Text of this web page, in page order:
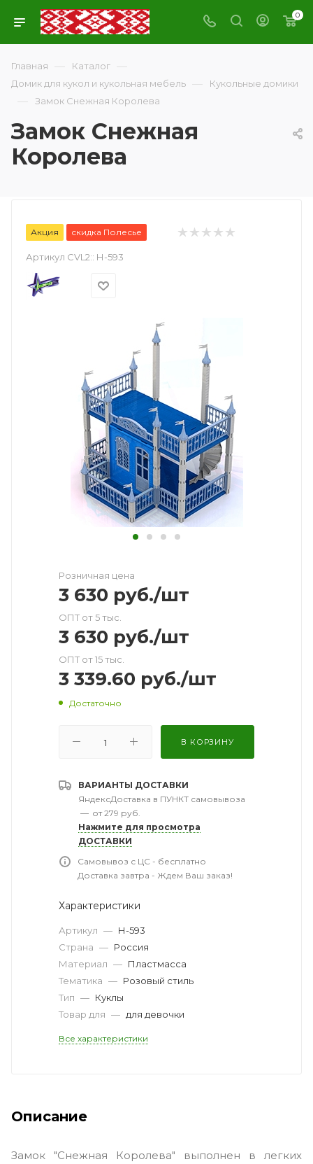
0
Главная — Каталог —
Домик для кукол и кукольная мебель — Кукольные домики
— Замок Снежная Королева
Замок Снежная
Королева
Акция скидка Полесье
Артикул CVL2:: Н-593
Розничная цена
3 630 руб./шт
ОПТ от 5 тыс.
3 630 руб./шт
ОПТ от 15 тыс.
3 339.60 руб./шт
Достаточно
В КОРЗИНУ
ВАРИАНТЫ ДОСТАВКИ
ЯндексДоставка в ПУНКТ самовывоза
— от 279 руб.
Нажмите для просмотра
ДОСТАВКИ
Самовывоз с ЦС - бесплатно
Доставка завтра - Ждем Ваш заказ!
Характеристики
Артикул — Н-593
Страна — Россия
Материал — Пластмасса
Тематика — Розовый стиль
Тип — Куклы
Товар для — для девочки
Все характеристики
Описание
Замок "Снежная Королева" выполнен в легких